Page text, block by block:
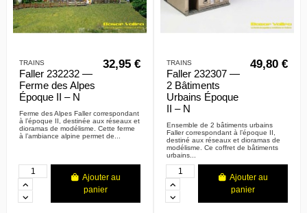
TRAINS
Faller 232232 —
Ferme des Alpes
Époque II – N
32,95 €
Ferme des Alpes Faller correspondant
à l’époque II, destinée aux réseaux et
dioramas de modélisme. Cette ferme
à l’ambiance alpine permet de...
Ajouter au
panier
TRAINS
Faller 232307 —
2 Bâtiments
Urbains Époque
II – N
49,80 €
Ensemble de 2 bâtiments urbains
Faller correspondant à l’époque II,
destiné aux réseaux et dioramas de
modélisme. Ce coffret de bâtiments
urbains...
Ajouter au
panier